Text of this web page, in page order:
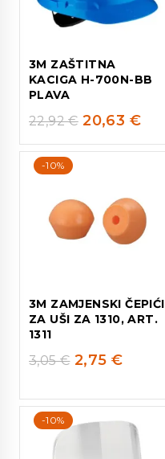
3M ZAŠTITNA
KACIGA H-700N-BB
PLAVA
22,92€ 20,63 €
-10%
3M ZAMJENSKI ČEPIĆI
ZA UŠI ZA 1310, ART.
1311
3,05€ 2,75 €
-10%